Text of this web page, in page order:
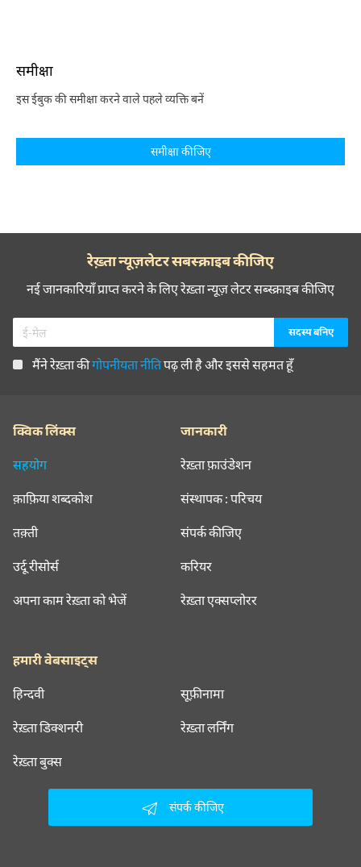
समीक्षा
इस ईबुक की समीक्षा करने वाले पहले व्यक्ति बनें
समीक्षा कीजिए
रेख़्ता न्यूज़लेटर सबस्क्राइब कीजिए
नई जानकारियाँ प्राप्त करने के लिए रेख़्ता न्यूज़ लेटर सब्स्क्राइब कीजिए
मैंने रेख़्ता कीगोपनीयता नीतिपढ़ ली है और इससे सहमत हूँ
क्विक लिंक्स
सहयोग
क़ाफ़िया शब्दकोश
तक़्ती
उर्दू रीसोर्स
अपना काम रेख़्ता को भेजें
जानकारी
रेख़्ता फ़ाउंडेशन
संस्थापक : परिचय
संपर्क कीजिए
करियर
रेख़्ता एक्सप्लोरर
हमारी वेबसाइट्स
हिन्दवी सूफ़ीनामा
रेख़्ता डिक्शनरी रेख़्ता लर्निंग
रेख़्ता बुक्स
संपर्क कीजिए